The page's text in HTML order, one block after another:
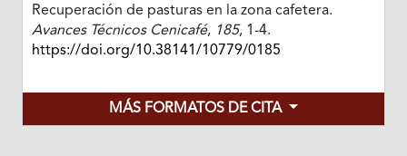
Recuperación de pasturas en la zona cafetera.
Avances Técnicos Cenicafé, 185, 1-4.
https://doi.org/10.38141/10779/0185
MÁS FORMATOS DE CITA